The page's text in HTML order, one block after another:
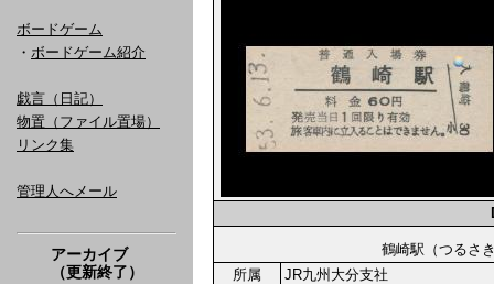
ボードゲーム
・ ボードゲーム紹介
戯言（日記）
物置（ファイル置場）
リンク集
管理人へメール
アーカイブ
（更新終了）
鶴崎駅（つる
所属
JR九州大分支社